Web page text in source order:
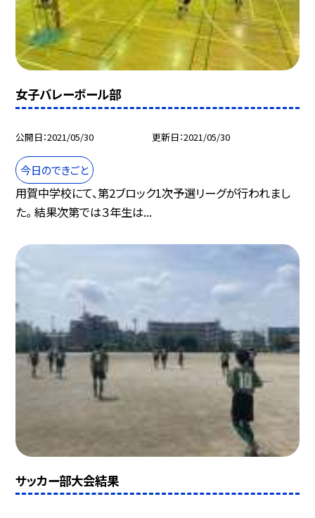
女子バレーボール部
公開日 2021/05/30 更新日 2021/05/30
今日のできごと
用賀中学校にて、第2ブロック1次予選リーグが行われまし
た。 結果次第では３年生は...
サッカー部大会結果